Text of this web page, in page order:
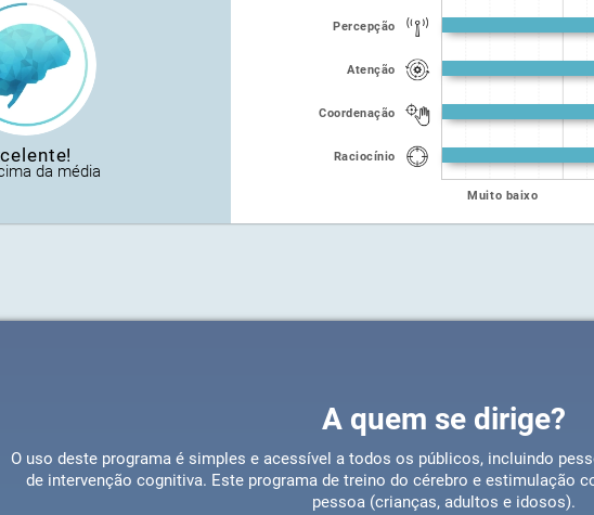
da média
Percepção
Atenção
Coordenação
Raciocínio
Muito baixo
A quem se dirige?
O uso deste programa é simples e acessível a todos os públicos, incluindo
de intervenção cognitiva. Este programa de treino do cérebro e estimulação
pessoa (crianças, adultos e idosos).